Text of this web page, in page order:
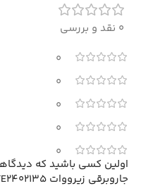
0 نقد و بررسی
0
0
0
0
0
اولین کسی باشید که
جاروبرقی زیرووات KZTE2402135”